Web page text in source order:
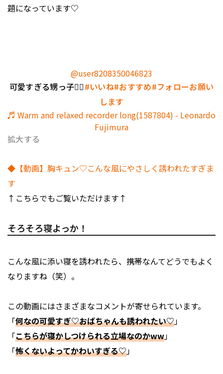
題になっています♡
@user8208350046823
可愛すぎる甥っ子🤦‍♀️#いいね#おすすめ#フォローお願い
します
♬ Warm and relaxed recorder long(1587804) - Leonardo
Fujimura
拡大する
◆【動画】胸キュン♡こんな風にやさしく誘われたすぎま
す
↑こちらでもご覧いただけます↑
そろそろ寝よっか！
こんな風に添い寝を誘われたら、携帯なんてどうでもよく
なりますね（笑）。
この動画にはさまざまなコメントが寄せられています。
「何なの可愛すぎ♡おばちゃんも誘われたい♡」
「こちらが寝かしつけられる立場なのかww」
「怖くないよってかわいすぎる♡」